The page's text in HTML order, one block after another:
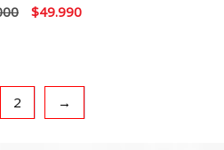
El
$49.990El
2 →